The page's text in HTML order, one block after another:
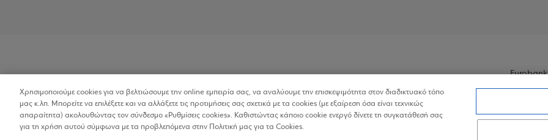
Προσβασιμότητα
Χρησιμοποιούμε cookies για να βελτιώσουμε την online εμπειρία σας, να αναλύουμε την επισκεψιμότητα στον διαδικτυακό τόπο
μας κ.λπ. Μπορείτε να επιλέξετε και να αλλάξετε τις προτιμήσεις σας σχετικά με τα cookies (με εξαίρεση όσα είναι τεχνικώς
απαραίτητα) ακολουθώντας τον σύνδεσμο «Ρυθμίσεις cookies». Καθιστώντας κάποιο cookie ενεργό δίνετε τη συγκατάθεσή σας
για τη χρήση αυτού σύμφωνα με τα προβλεπόμενα στην Πολιτική μας για τα Cookies.